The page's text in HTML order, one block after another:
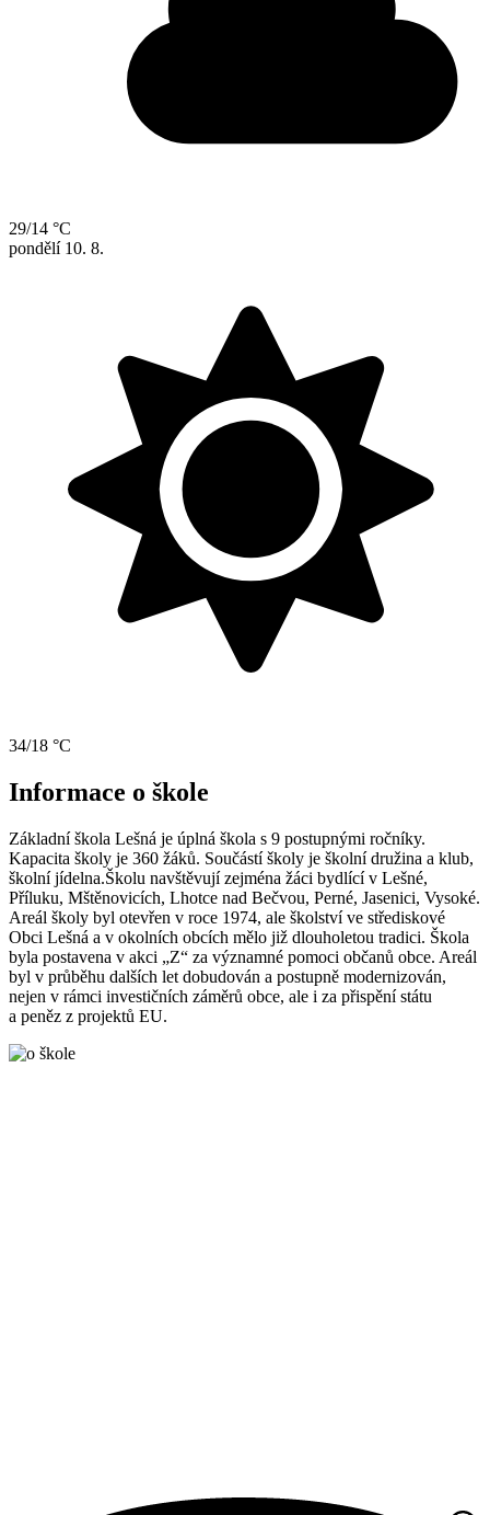
29/14 °C
pondělí 10. 8.
34/18 °C
Informace o škole
Základní škola Lešná je úplná škola s 9 postupnými ročníky.
Kapacita školy je 360 žáků. Součástí školy je školní družina a klub,
školní jídelna.Školu navštěvují zejména žáci bydlící v Lešné,
Příluku, Mštěnovicích, Lhotce nad Bečvou, Perné, Jasenici, Vysoké.
Areál školy byl otevřen v roce 1974, ale školství ve střediskové
Obci Lešná a v okolních obcích mělo již dlouholetou tradici. Škola
byla postavena v akci „Z“ za významné pomoci občanů obce. Areál
byl v průběhu dalších let dobudován a postupně modernizován,
nejen v rámci investičních záměrů obce, ale i za přispění státu
a peněz z projektů EU.